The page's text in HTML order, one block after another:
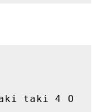
taki 4 O